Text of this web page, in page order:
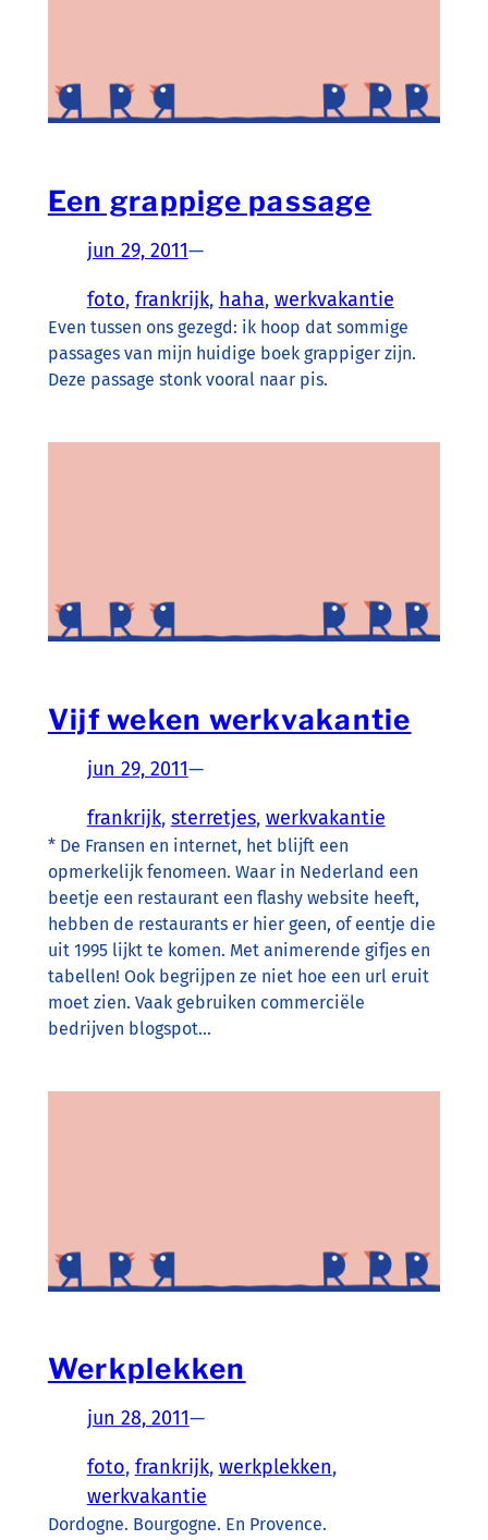
Een grappige passage
jun 29, 2011—
foto, frankrijk, haha, werkvakantie
Even tussen ons gezegd: ik hoop dat sommige
passages van mijn huidige boek grappiger zijn.
Deze passage stonk vooral naar pis.
Vijf weken werkvakantie
jun 29, 2011—
frankrijk, sterretjes, werkvakantie
* De Fransen en internet, het blijft een
opmerkelijk fenomeen. Waar in Nederland een
beetje een restaurant een flashy website heeft,
hebben de restaurants er hier geen, of eentje die
uit 1995 lijkt te komen. Met animerende gifjes en
tabellen! Ook begrijpen ze niet hoe een url eruit
moet zien. Vaak gebruiken commerciële
bedrijven blogspot…
Werkplekken
jun 28, 2011—
foto, frankrijk, werkplekken ,
werkvakantie
Dordogne. Bourgogne. En Provence.